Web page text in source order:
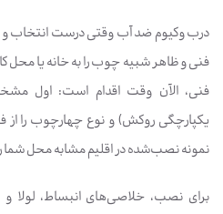
درب وکیوم ضد آب وقتی درست انتخاب و
فنی و ظاهر شبیه چوب را به خانه یا محل
یکپارچگی روکش) و نوع چهارچوب را
نمونه نصب‌شده در اقلیم مشابه محل شما را
برای نصب، خلاصی‌های انبساط، لولا